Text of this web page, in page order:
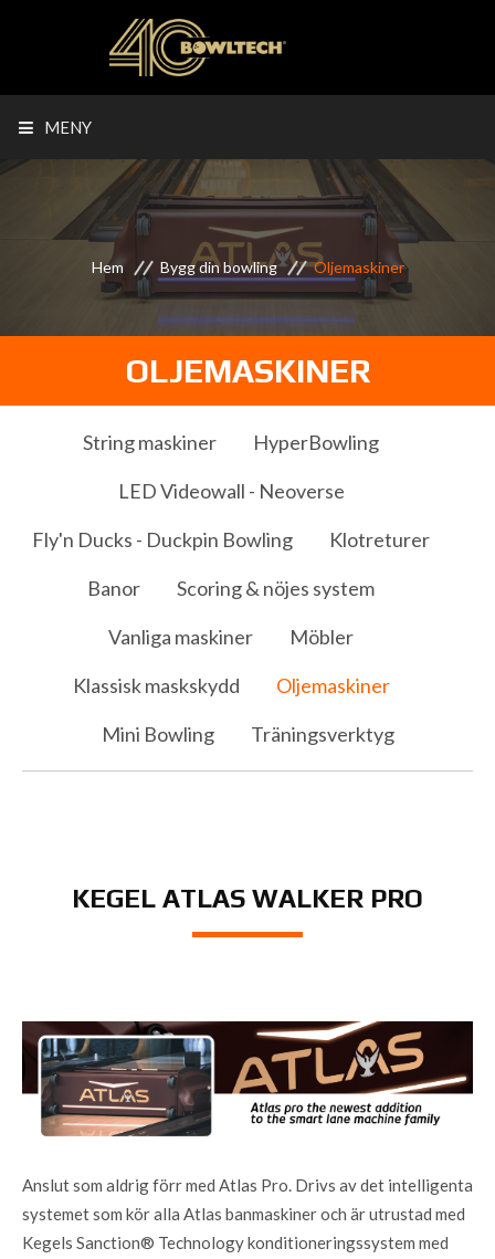
MENY
Hem Bygg din bowling Oljemaskiner
OLJEMASKINER
String maskiner
HyperBowling
LED Videowall - Neoverse
Fly'n Ducks - Duckpin Bowling
Klotreturer
Banor
Scoring & nöjes system
Vanliga maskiner
Möbler
Klassisk maskskydd
Oljemaskiner
Mini Bowling
Träningsverktyg
KEGEL ATLAS WALKER PRO
Anslut som aldrig förr med Atlas Pro. Drivs av det intelligenta
systemet som kör alla Atlas banmaskiner och är utrustad med
Kegels Sanction® Technology konditioneringssystem med